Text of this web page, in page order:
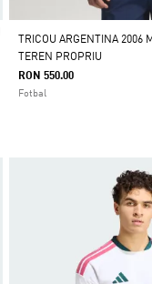
TRICOU ARGENTINA 2006
TEREN PROPRIU
RON 550.00
Fotbal